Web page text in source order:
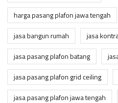
harga pasang plafon jawa tengah
jasa bangun rumah
jasa
jasa pasang plafon batang
jasa pasang plafon grid ceiling
jasa pasang plafon jawa tengah